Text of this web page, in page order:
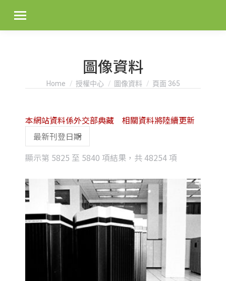
圖像資料
You are here:
Home 授權中心 圖像資料 頁面 365
顯示第 5825 至 5840 項結果，共 48254 項
latest
本網站資料係外交部典藏 相關資料將陸續更新